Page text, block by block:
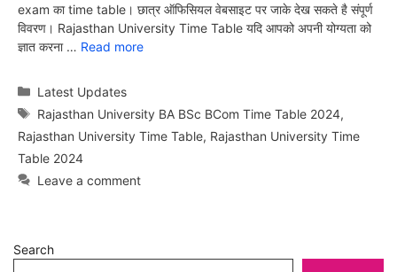
exam का time table। छात्र ऑफिसियल वेबसाइट पर जाके देख सकते है संपूर्ण
विवरण। Rajasthan University Time Table यदि आपको अपनी योग्यता को
ज्ञात करना … Read more
Categories
Latest Updates
Tags
Rajasthan University BA BSc BCom Time Table 2024,
Rajasthan University Time Table, Rajasthan University Time
Table 2024
Leave a comment
Search